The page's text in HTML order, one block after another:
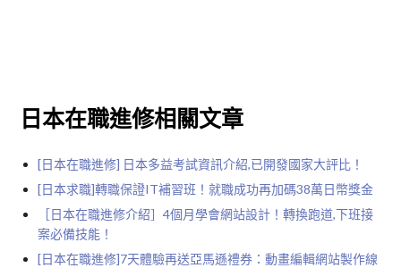
日本在職進修相關文章
[日本在職進修] 日本多益考試資訊介紹,已開發國家大評比！
[日本求職]轉職保證IT補習班！就職成功再加碼38萬日幣獎金
［日本在職進修介紹］4個月學會網站設計！轉換跑道,下班接
案必備技能！
[日本在職進修]7天體驗再送亞馬遜禮券：動畫編輯網站製作線